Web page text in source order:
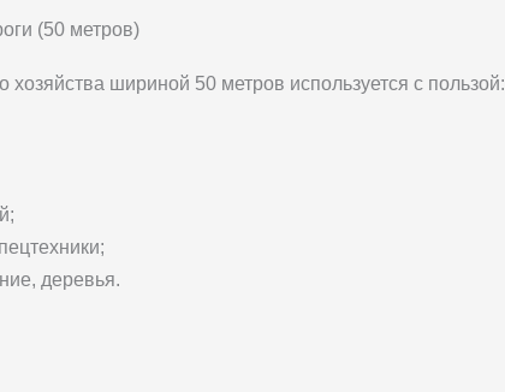
(50 метров)
шириной 50 метров используется с пользой:
деревья.